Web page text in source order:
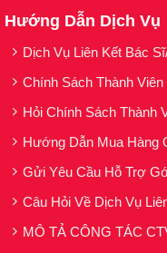
mặt, không gây
Loại da phù hợp:
Sản phẩm phù
Giải pháp cho
Những ai đang
phổ rộng để
Những ai mong
Hướng Dẫn Dịch Vụ
Dịch Vụ Liên Kết Bác
Chính Sách Thành
Hỏi Chính Sách Thành
Hướng Dẫn Mua Hàng
Gửi Yêu Cầu Hỗ Trợ
Câu Hỏi Về Dịch Vụ
MÔ TẢ CÔNG TÁC